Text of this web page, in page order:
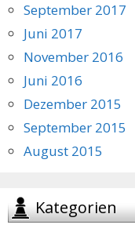
September 2017
Juni 2017
November 2016
Juni 2016
Dezember 2015
September 2015
August 2015
Kategorien